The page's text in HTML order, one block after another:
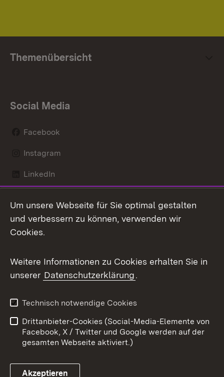
Themenübersicht
Social Media
Facebook
Instagram
LinkedIn
X / Twitter
Youtube
Kontakt
Datenschutz
Barrierefreiheit
Impressum
Cookies
Um unsere Webseite für Sie optimal gestalten
und verbessern zu können, verwenden wir
Cookies.
Weitere Informationen zu Cookies erhalten Sie in
unserer Datenschutzerklärung.
Technisch notwendige Cookies
Drittanbieter-Cookies (Social-Media-Elemente von
Facebook, X / Twitter und Google werden auf der
gesamten Webseite aktiviert.)
Akzeptieren